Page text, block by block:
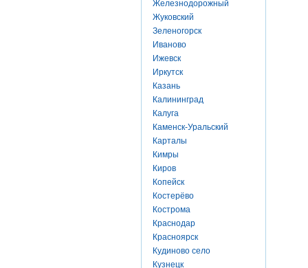
Железнодорожный
Жуковский
Зеленогорск
Иваново
Ижевск
Иркутск
Казань
Калининград
Калуга
Каменск-Уральский
Карталы
Кимры
Киров
Копейск
Костерёво
Кострома
Краснодар
Красноярск
Кудиново село
Кузнецк